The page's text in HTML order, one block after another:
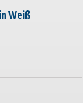
Weiß